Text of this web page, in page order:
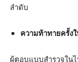
ลำดับ
ความท้าทายครั้ง
ผู้ตอบแบบสำรวจใน